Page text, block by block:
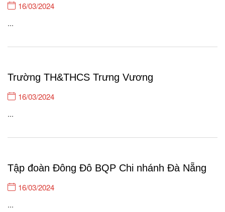
16/03/2024
...
Trường TH&THCS Trưng Vương
16/03/2024
...
Tập đoàn Đông Đô BQP Chi nhánh Đà Nẵng
16/03/2024
...